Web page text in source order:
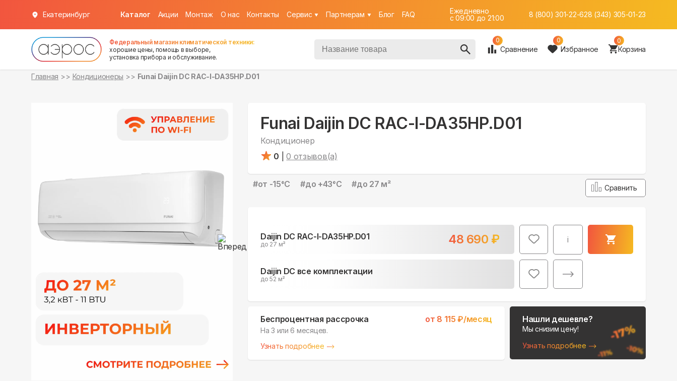
Екатеринбург Каталог Акции Монтаж О нас Контакты Cервис Партнерам Блог FAQ
Ежедневно
c 09:00 до 21:00
8 (800) 301-22-628 (343) 305-01-23
Федеральный магазин климатической техники:
хорошие цены, помощь в выборе,
установка прибора и обслуживание.
0
Сравнение
0
Избранное
0
Корзина
Главная Кондиционеры Funai Daijin DC RAC-I-DA35HP.D01
Поможем выбрать
место для монтажа:
В Telegram
Funai Daijin DC RAC-I-DA35HP.D01
Кондиционер
0
0 отзывов(а)
#от -15°С #до +43°С #до 27 м² Сравнить
Daijin DC RAC-I-DA35HP.D01
до 27 м² 48 690 ₽ i
в наличии
Daijin DC все комплектации
до 52 м²
в наличии
Беспроцентная рассрочка от 8 115 ₽/месяц
На 3 или 6 месяцев.
Узнать подробнее
Нашли дешевле?
Мы снизим цену!
Узнать подробнее